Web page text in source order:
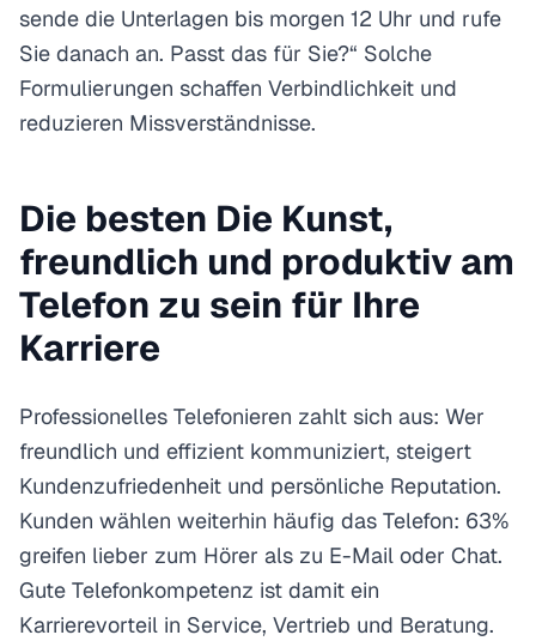
sende die Unterlagen bis morgen 12 Uhr und rufe
Sie danach an. Passt das für Sie?“ Solche
Formulierungen schaffen Verbindlichkeit und
reduzieren Missverständnisse.
Die besten Die Kunst,
freundlich und produktiv am
Telefon zu sein für Ihre
Karriere
Professionelles Telefonieren zahlt sich aus: Wer
freundlich und effizient kommuniziert, steigert
Kundenzufriedenheit und persönliche Reputation.
Kunden wählen weiterhin häufig das Telefon: 63%
greifen lieber zum Hörer als zu E-Mail oder Chat.
Gute Telefonkompetenz ist damit ein
Karrierevorteil in Service, Vertrieb und Beratung.